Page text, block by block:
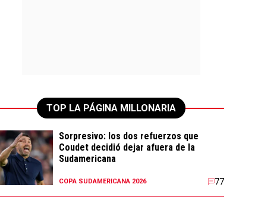
TOP LA PÁGINA MILLONARIA
Sorpresivo: los dos refuerzos que
Coudet decidió dejar afuera de la
Sudamericana
COPA SUDAMERICANA 2026 77